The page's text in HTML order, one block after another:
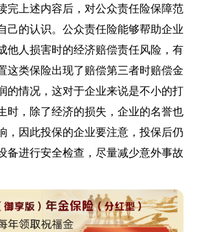
完上述内容后，对公众责任险保障范
己的认识。公众责任险能够帮助企业
他人损害时的经济赔偿责任风险，有
这类保险出现了赔偿第三者时赔偿金
的情况，这对于企业来说是不小的打
时，除了经济的损失，企业的名誉也
，因此投保的企业要注意，投保后仍
备进行安全检查，尽量减少意外事故